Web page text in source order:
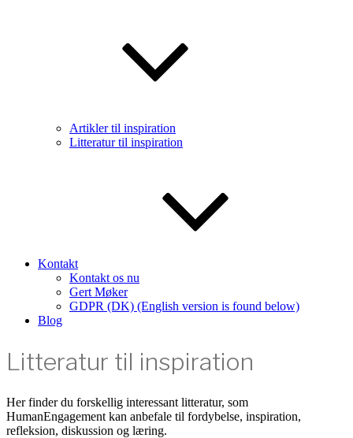
Artikler til inspiration
Litteratur til inspiration
Kontakt
Kontakt os nu
Gert Møker
GDPR (DK) (English version is found below)
Blog
Litteratur til inspiration
Her finder du forskellig interessant litteratur, som
HumanEngagement kan anbefale til fordybelse, inspiration,
refleksion, diskussion og læring.